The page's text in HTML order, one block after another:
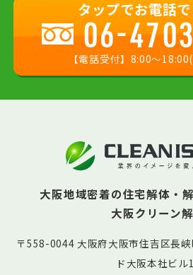
タップでお電話
06-
【電話受付】8:00〜
大阪地域密着の住宅解体・
大阪クリーン
〒558-0044 大阪府大阪市住吉区長
ド大阪本社ビル